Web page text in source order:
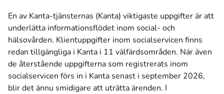
En av Kanta-tjänsternas (Kanta) viktigaste uppgifter är att
underlätta informationsflödet inom social- och
hälsovården. Klientuppgifter inom socialservicen finns
redan tillgängliga i Kanta i 11 välfärdsområden. När även
de återstående uppgifterna som registrerats inom
socialservicen förs in i Kanta senast i september 2026,
blir det ännu smidigare att uträtta ärenden. I